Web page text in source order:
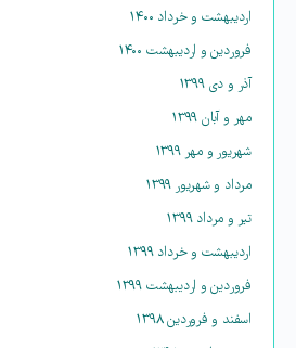
اردیبهشت و خرداد ۱۴۰۰
فروردین و اردیبهشت ۱۴۰۰
آذر و دی ۱۳۹۹
مهر و آبان ۱۳۹۹
شهریور و مهر ۱۳۹۹
مرداد و شهریور ۱۳۹۹
تیر و مرداد ۱۳۹۹
اردیبهشت و خرداد ۱۳۹۹
فروردین و اردیبهشت ۱۳۹۹
اسفند و فروردین ۱۳۹۸